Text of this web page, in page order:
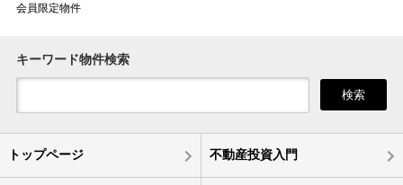
会員限定物件
キーワード物件検索
検索
トップページ 不動産投資入門